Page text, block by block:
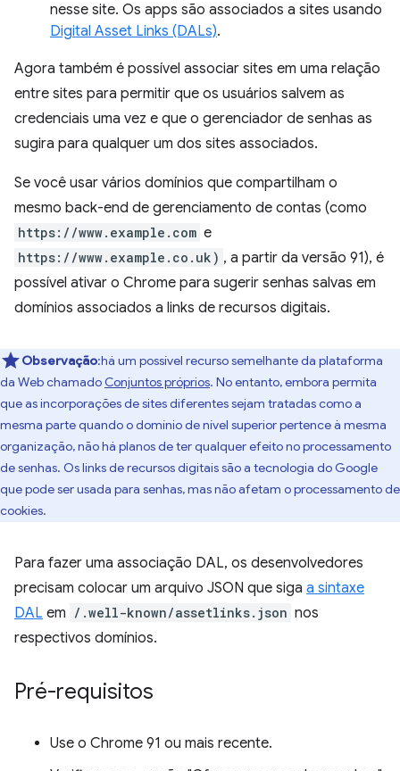
nesse site. Os apps são associados a sites usando
Digital Asset Links (DALs).
Agora também é possível associar sites em uma relação
entre sites para permitir que os usuários salvem as
credenciais uma vez e que o gerenciador de senhas as
sugira para qualquer um dos sites associados.
Se você usar vários domínios que compartilham o
mesmo back-end de gerenciamento de contas (como
https://www.example.com e
https://www.example.co.uk) , a partir da versão 91), é
possível ativar o Chrome para sugerir senhas salvas em
domínios associados a links de recursos digitais.
Observação:há um possível recurso semelhante da plataforma
da Web chamado Conjuntos próprios. No entanto, embora permita
que as incorporações de sites diferentes sejam tratadas como a
mesma parte quando o domínio de nível superior pertence à mesma
organização, não há planos de ter qualquer efeito no processamento
de senhas. Os links de recursos digitais são a tecnologia do Google
que pode ser usada para senhas, mas não afetam o processamento de
cookies.
Para fazer uma associação DAL, os desenvolvedores
precisam colocar um arquivo JSON que siga a sintaxe
DAL em /.well-known/assetlinks.json nos
respectivos domínios.
Pré-requisitos
Use o Chrome 91 ou mais recente.